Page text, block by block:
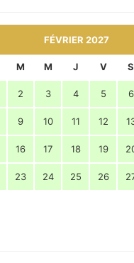
FÉVRIER 2027
M M J V S
2 3 4 5 6
9 10 11 12
16 17 18 19
23 24 25 26